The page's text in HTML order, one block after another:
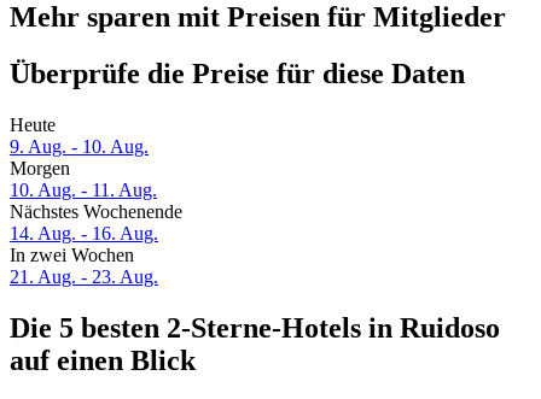
Mehr sparen mit Preisen für Mitglieder
Überprüfe die Preise für diese Daten
Heute
9. Aug. - 10. Aug.
Morgen
10. Aug. - 11. Aug.
Nächstes Wochenende
14. Aug. - 16. Aug.
In zwei Wochen
21. Aug. - 23. Aug.
Die 5 besten 2-Sterne-Hotels in Ruidoso
auf einen Blick